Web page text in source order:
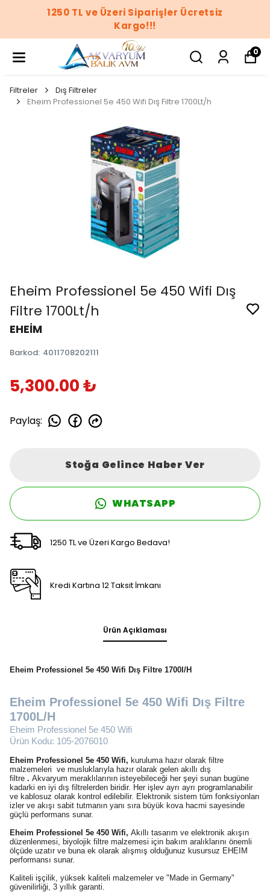
1250 TL ve Üzeri Siparişler Ücretsiz
Kargo!!!
0
Filtreler
Dış Filtreler
Eheim Professionel 5e 450 Wifi Dış Filtre 1700Lt/h
Eheim Professionel 5e 450 Wifi Dış
Filtre 1700Lt/h
EHEİM
Barkod: 4011708202111
5,300.00 ₺
Paylaş:
Stoğa Gelince Haber Ver
WHATSAPP
1250 TL ve Üzeri Kargo Bedava!
Kredi Kartına 12 Taksit İmkanı
Ürün Açıklaması
Eheim Professionel 5e 450 Wifi Dış Filtre 1700l/H
Eheim Professionel 5e 450 Wifi Dış Filtre
1700L/H
Eheim Professionel 5e 450 Wifi
Ürün Kodu: 105-2076010
Eheim Professionel 5e 450 Wifi, kuruluma hazır olarak filtre
malzemeleri ve musluklarıyla hazır olarak gelen akıllı dış
filtre . Akvaryum meraklılarının isteyebileceği her şeyi sunan bugüne
kadarki en iyi dış filtrelerden biridir. Her işlev ayrı ayrı programlanabilir
ve kablosuz olarak kontrol edilebilir. Elektronik sistem tüm fonksiyonları
izler ve akışı sabit tutmanın yanı sıra büyük kova hacmi sayesinde
güçlü performans sunar.
Eheim Professionel 5e 450 Wifi, Akıllı tasarım ve elektronik akışın
düzenlenmesi, biyolojik filtre malzemesi için bakım aralıklarını önemli
ölçüde uzatır ve buna ek olarak alışmış olduğunuz kusursuz EHEIM
performansı sunar.
Kaliteli işçilik, yüksek kaliteli malzemeler ve "Made in Germany"
güvenilirliği, 3 yıllık garanti.